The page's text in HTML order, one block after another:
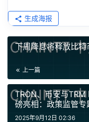
生成海报
下周降息将释放比
上一篇
TRON、币安与
磅亮相：政策监管专
助商身份登场
2025年9月12日 02:36